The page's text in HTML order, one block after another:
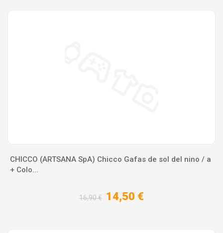
CHICCO (ARTSANA SpA) Chicco Gafas de sol del nino / a
+ Colo...
16,90 € 14,50 €